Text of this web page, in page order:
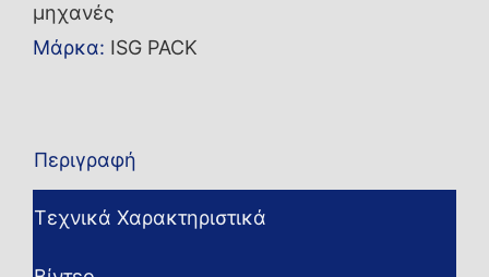
μηχανές
Μάρκα: ISG PACK
Περιγραφή
Τεχνικά Χαρακτηριστικά